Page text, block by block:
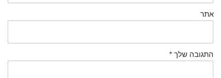
אתר
התגובה שלך *